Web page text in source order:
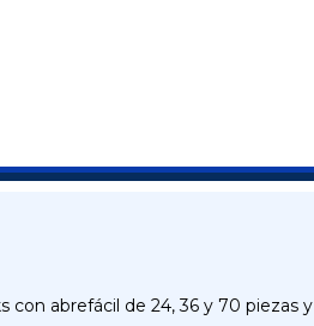
con abrefácil de 24, 36 y 70 piezas y